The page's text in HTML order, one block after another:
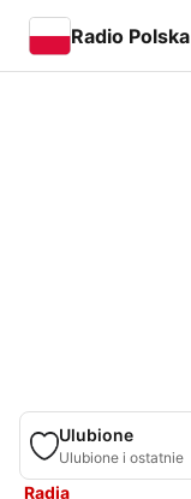
Radio Polska
Ulubione
Ulubione i ostatnie
Radia